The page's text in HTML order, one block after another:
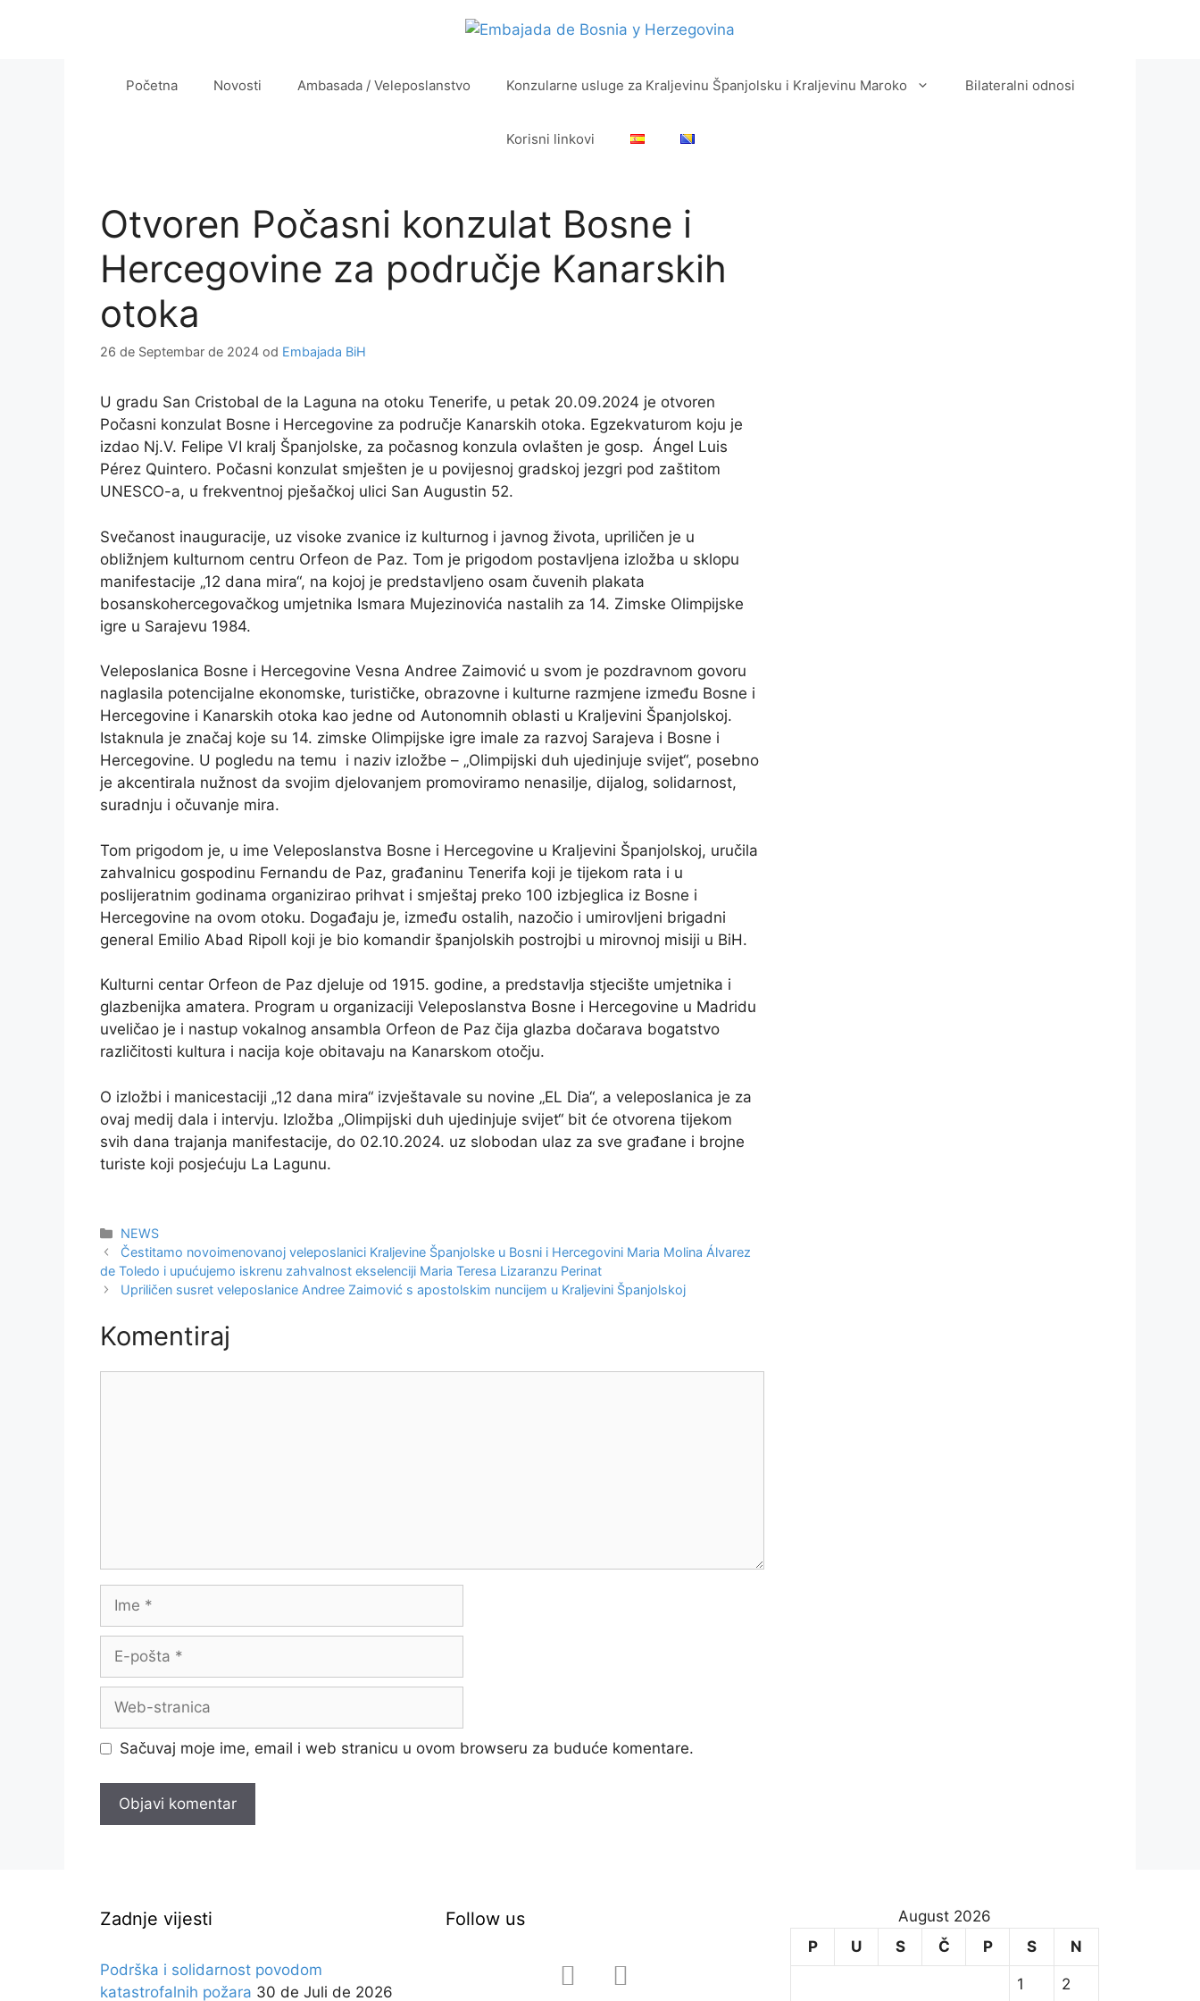
Početna Novosti Ambasada / Veleposlanstvo Konzularne usluge za Kraljevinu Španjolsku i Kraljevinu Maroko Bilateralni odnosi
Korisni linkovi
Otvoren Počasni konzulat Bosne i
Hercegovine za područje Kanarskih
otoka
26 de Septembar de 2024 od Embajada BiH
U gradu San Cristobal de la Laguna na otoku Tenerife, u petak 20.09.2024 je otvoren
Počasni konzulat Bosne i Hercegovine za područje Kanarskih otoka. Egzekvaturom koju je
izdao Nj.V. Felipe VI kralj Španjolske, za počasnog konzula ovlašten je gosp. Ángel Luis
Pérez Quintero. Počasni konzulat smješten je u povijesnoj gradskoj jezgri pod zaštitom
UNESCO-a, u frekventnoj pješačkoj ulici San Augustin 52.
Svečanost inauguracije, uz visoke zvanice iz kulturnog i javnog života, upriličen je u
obližnjem kulturnom centru Orfeon de Paz. Tom je prigodom postavljena izložba u sklopu
manifestacije „12 dana mira“, na kojoj je predstavljeno osam čuvenih plakata
bosanskohercegovačkog umjetnika Ismara Mujezinovića nastalih za 14. Zimske Olimpijske
igre u Sarajevu 1984.
Veleposlanica Bosne i Hercegovine Vesna Andree Zaimović u svom je pozdravnom govoru
naglasila potencijalne ekonomske, turističke, obrazovne i kulturne razmjene između Bosne i
Hercegovine i Kanarskih otoka kao jedne od Autonomnih oblasti u Kraljevini Španjolskoj.
Istaknula je značaj koje su 14. zimske Olimpijske igre imale za razvoj Sarajeva i Bosne i
Hercegovine. U pogledu na temu i naziv izložbe – „Olimpijski duh ujedinjuje svijet“, posebno
je akcentirala nužnost da svojim djelovanjem promoviramo nenasilje, dijalog, solidarnost,
suradnju i očuvanje mira.
Tom prigodom je, u ime Veleposlanstva Bosne i Hercegovine u Kraljevini Španjolskoj, uručila
zahvalnicu gospodinu Fernandu de Paz, građaninu Tenerifa koji je tijekom rata i u
poslijeratnim godinama organizirao prihvat i smještaj preko 100 izbjeglica iz Bosne i
Hercegovine na ovom otoku. Događaju je, između ostalih, nazočio i umirovljeni brigadni
general Emilio Abad Ripoll koji je bio komandir španjolskih postrojbi u mirovnoj misiji u BiH.
Kulturni centar Orfeon de Paz djeluje od 1915. godine, a predstavlja stjecište umjetnika i
glazbenijka amatera. Program u organizaciji Veleposlanstva Bosne i Hercegovine u Madridu
uveličao je i nastup vokalnog ansambla Orfeon de Paz čija glazba dočarava bogatstvo
različitosti kultura i nacija koje obitavaju na Kanarskom otočju.
O izložbi i manicestaciji „12 dana mira“ izvještavale su novine „EL Dia“, a veleposlanica je za
ovaj medij dala i intervju. Izložba „Olimpijski duh ujedinjuje svijet“ bit će otvorena tijekom
svih dana trajanja manifestacije, do 02.10.2024. uz slobodan ulaz za sve građane i brojne
turiste koji posjećuju La Lagunu.
Kategorije
NEWS
Čestitamo novoimenovanoj veleposlanici Kraljevine Španjolske u Bosni i Hercegovini Maria Molina Álvarez
de Toledo i upućujemo iskrenu zahvalnost ekselenciji Maria Teresa Lizaranzu Perinat
Upriličen susret veleposlanice Andree Zaimović s apostolskim nuncijem u Kraljevini Španjolskoj
Komentiraj
Ime
pošta
Web-
Sačuvaj moje ime, email i web stranicu u ovom browseru za buduće komentare.
Zadnje vijesti
Podrška i solidarnost povodom
katastrofalnih požara 30 de Juli de 2026
Follow us
facebook instagram
August 2026
P
U S Č P S N
1 2